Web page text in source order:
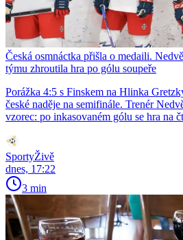
Česká osmnáctka přišla o medaili.
týmu zhroutila hra po gólu soupeře
Porážka 4:5 s Finskem na Hlinka
české naděje na semifinále. Trenér
vzorec: po inkasovaném gólu se hra na
SportyŽivě
dnes, 17:22
3 min